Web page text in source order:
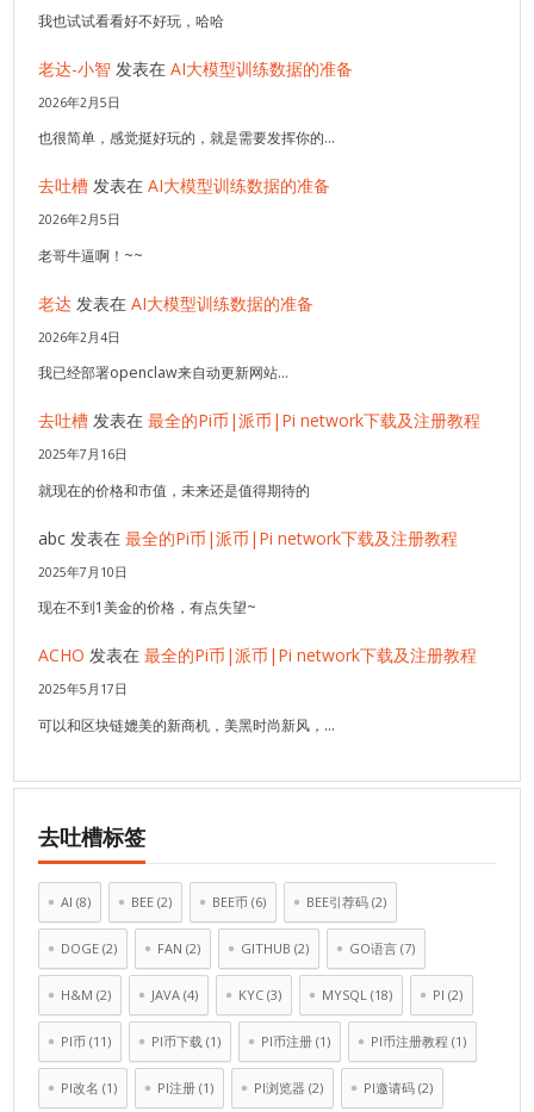
我也试试看看好不好玩，哈哈
老达-小智 发表在AI大模型训练数据的准备
2026年2月5日
也很简单，感觉挺好玩的，就是需要发挥你的…
去吐槽 发表在AI大模型训练数据的准备
2026年2月5日
老哥牛逼啊！~~
老达 发表在AI大模型训练数据的准备
2026年2月4日
我已经部署openclaw来自动更新网站…
去吐槽 发表在最全的Pi币|派币|Pi network下载及注册教程
2025年7月16日
就现在的价格和市值，未来还是值得期待的
abc 发表在最全的Pi币|派币|Pi network下载及注册教程
2025年7月10日
现在不到1美金的价格，有点失望~
ACHO 发表在最全的Pi币|派币|Pi network下载及注册教程
2025年5月17日
可以和区块链媲美的新商机，美黑时尚新风，…
去吐槽标签
AI (8) BEE (2) BEE币 (6) BEE引荐码 (2)
DOGE (2) FAN (2) GITHUB (2) GO语言 (7)
H&M (2) JAVA (4) KYC (3) MYSQL (18) PI (2)
PI币 (11) PI币下载 (1) PI币注册 (1) PI币注册教程 (1)
PI改名 (1) PI注册 (1) PI浏览器 (2) PI邀请码 (2)